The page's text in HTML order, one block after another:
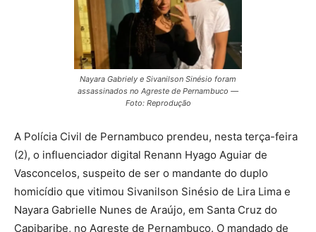
Nayara Gabriely e Sivanilson Sinésio foram
assassinados no Agreste de Pernambuco —
Foto: Reprodução
A Polícia Civil de Pernambuco prendeu, nesta terça-feira
(2), o influenciador digital Renann Hyago Aguiar de
Vasconcelos, suspeito de ser o mandante do duplo
homicídio que vitimou Sivanilson Sinésio de Lira Lima e
Nayara Gabrielle Nunes de Araújo, em Santa Cruz do
Capibaribe, no Agreste de Pernambuco. O mandado de